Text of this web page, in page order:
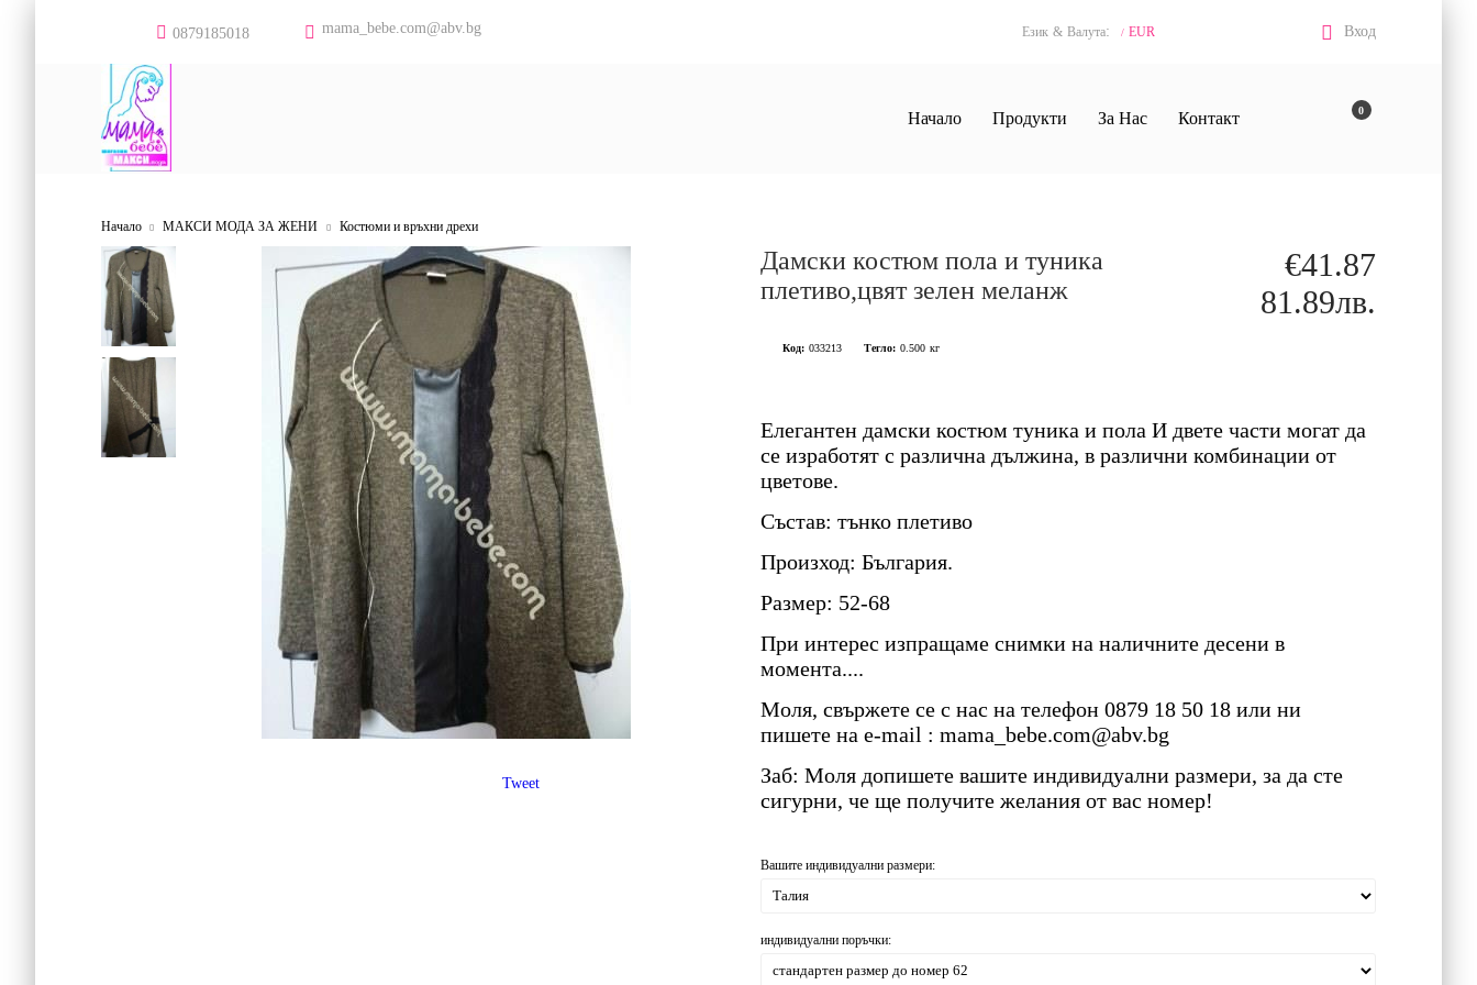
0879185018 mama_bebe.com@abv.bg Език & Валута: / EUR Вход
0
Начало Продукти За Нас Контакт
Начало МАКСИ МОДА ЗА ЖЕНИ Костюми и връхни дрехи
Tweet
Дамски костюм пола и туника
плетиво,цвят зелен меланж
€41.87
81.89лв.
Код: 033213 Тегло: 0.500 кг
Елегантен дамски костюм туника и пола И двете части могат да
се изработят с различна дължина, в различни комбинации от
цветове.
Състав: тънко плетиво
Произход: България.
Размер: 52-68
При интерес изпращаме снимки на наличните десени в
момента....
Моля, свържете се с нас на телефон 0879 18 50 18 или ни
пишете на е-mail : mama_bebe.com@abv.bg
Заб: Моля допишете вашите индивидуални размери, за да сте
сигурни, че ще получите желания от вас номер!
Вашите индивидуални размери:
индивидуални поръчки: